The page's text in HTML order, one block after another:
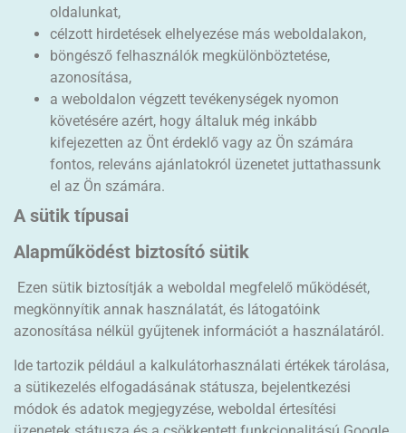
oldalunkat,
célzott hirdetések elhelyezése más weboldalakon,
böngésző felhasználók megkülönböztetése,
azonosítása,
a weboldalon végzett tevékenységek nyomon
követésére azért, hogy általuk még inkább
kifejezetten az Önt érdeklő vagy az Ön számára
fontos, releváns ajánlatokról üzenetet juttathassunk
el az Ön számára.
A sütik típusai
Alapműködést biztosító sütik
Ezen sütik biztosítják a weboldal megfelelő működését,
megkönnyítik annak használatát, és látogatóink
azonosítása nélkül gyűjtenek információt a használatáról.
Ide tartozik például a kalkulátorhasználati értékek tárolása,
a sütikezelés elfogadásának státusza, bejelentkezési
módok és adatok megjegyzése, weboldal értesítési